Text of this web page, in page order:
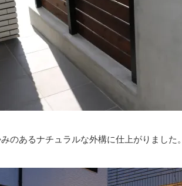
のあるナチュラルな外構に仕上がりました。